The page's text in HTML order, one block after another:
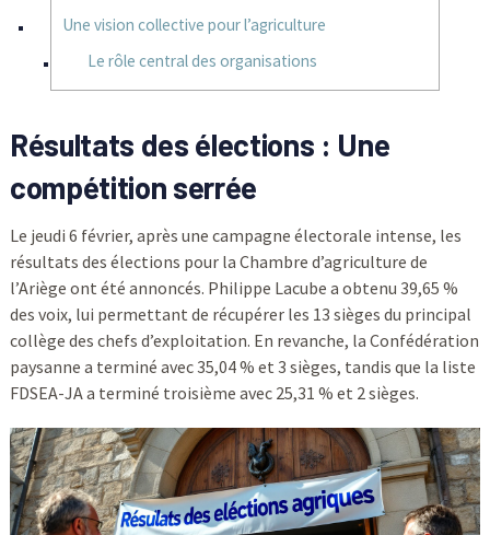
Une vision collective pour l’agriculture
Le rôle central des organisations
Résultats des élections : Une
compétition serrée
Le jeudi 6 février, après une campagne électorale intense, les
résultats des élections pour la Chambre d’agriculture de
l’Ariège ont été annoncés. Philippe Lacube a obtenu 39,65 %
des voix, lui permettant de récupérer les 13 sièges du principal
collège des chefs d’exploitation. En revanche, la Confédération
paysanne a terminé avec 35,04 % et 3 sièges, tandis que la liste
FDSEA-JA a terminé troisième avec 25,31 % et 2 sièges.